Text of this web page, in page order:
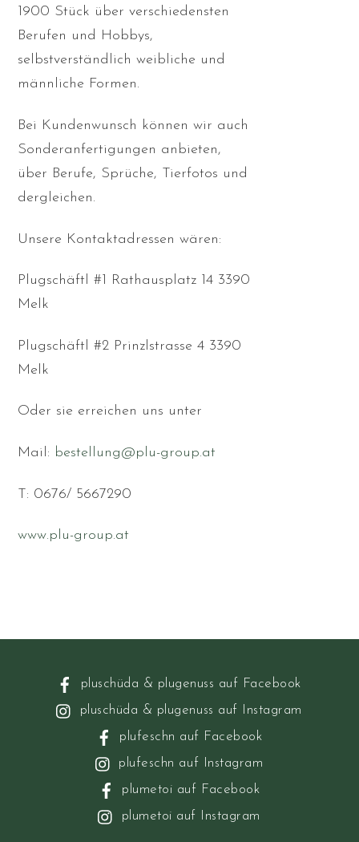
1900 Stück über verschiedensten
Berufen und Hobbys,
selbstverständlich weibliche und
männliche Formen.
Bei Kundenwunsch können wir auch
Sonderanfertigungen anbieten,
über Berufe, Sprüche, Tierfotos und
dergleichen.
Unsere Kontaktadressen wären:
Plugschäftl #1 Rathausplatz 14 3390
Melk
Plugschäftl #2 Prinzlstrasse 4 3390
Melk
Oder sie erreichen uns unter
Mail: bestellung@plu-group.at
T: 0676/ 5667290
www.plu-group.at
pluschüda & plugenuss auf Facebook
pluschüda & plugenuss auf Instagram
plufeschn auf Facebook
plufeschn auf Instagram
plumetoi auf Facebook
plumetoi auf Instagram